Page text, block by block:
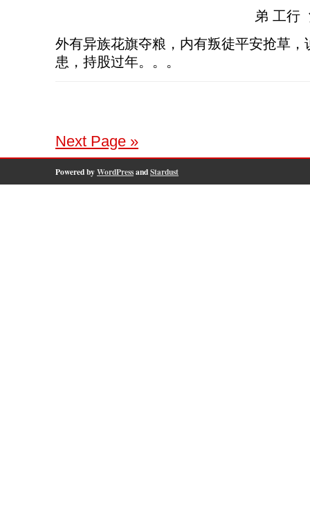
弟 工行 酒后书于
外有异族花旗夺粮，内有叛徒平安抢草，
患，持股过年。。。
Next Page »
Powered byWordPressandStardust